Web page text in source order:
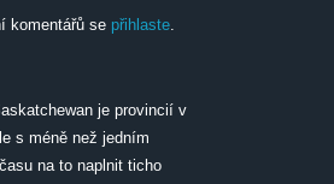
komentářů se přihlaste.
je provincií v
s méně než jedním
na to naplnit ticho